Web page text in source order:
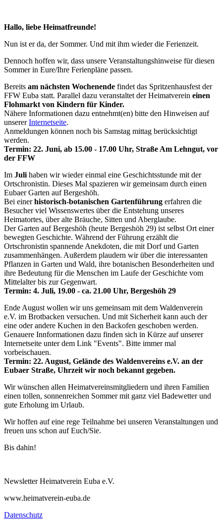
Hallo, liebe Heimatfreunde!
Nun ist er da, der Sommer. Und mit ihm wieder die Ferienzeit.
Dennoch hoffen wir, dass unsere Veranstaltungshinweise für diesen
Sommer in Eure/Ihre Ferienpläne passen.
Bereits am nächsten Wochenende findet das Spritzenhausfest der
FFW Euba statt. Parallel dazu veranstaltet der Heimatverein einen
Flohmarkt von Kindern für Kinder.
Nähere Informationen dazu entnehmt(en) bitte den Hinweisen auf
unsererInternetseite.
Anmeldungen können noch bis Samstag mittag berücksichtigt
werden.
Termin: 22. Juni, ab 15.00 - 17.00 Uhr, Straße Am Lehngut, vor
der FFW
Im Juli haben wir wieder einmal eine Geschichtsstunde mit der
Ortschronistin. Dieses Mal spazieren wir gemeinsam durch einen
Eubaer Garten auf Bergeshöh.
Bei einerhistorisch-botanischen Gartenführung erfahren die
Besucher viel Wissenswertes über die Entstehung unseres
Heimatortes, über alte Bräuche, Sitten und Aberglaube.
Der Garten auf Bergeshöh (heute Bergeshöh 29) ist selbst Ort einer
bewegten Geschichte. Während der Führung erzählt die
Ortschronistin spannende Anekdoten, die mit Dorf und Garten
zusammenhängen. Außerdem plaudern wir über die interessanten
Pflanzen in Garten und Wald, ihre botanischen Besonderheiten und
ihre Bedeutung für die Menschen im Laufe der Geschichte vom
Mittelalter bis zur Gegenwart.
Termin: 4. Juli, 19.00 - ca. 21.00 Uhr, Bergeshöh 29
Ende August wollen wir uns gemeinsam mit dem Waldenverein
e.V. im Brotbacken versuchen. Und mit Sicherheit kann auch der
eine oder andere Kuchen in den Backofen geschoben werden.
Genauere Innformationen dazu finden sich in Kürze auf unserer
Internetseite unter dem Link "Events". Bitte immer mal
vorbeischauen.
Termin: 22. August, Gelände des Waldenvereins e.V. an der
Eubaer Straße, Uhrzeit wir noch bekannt gegeben.
Wir wünschen allen Heimatvereinsmitgliedern und ihren Familien
einen tollen, sonnenreichen Sommer mit ganz viel Badewetter und
gute Erholung im Urlaub.
Wir hoffen auf eine rege Teilnahme bei unseren Veranstaltungen und
freuen uns schon auf Euch/Sie.
Bis dahin!
Newsletter Heimatverein Euba e.V.
www.heimatverein-euba.de
Datenschutz